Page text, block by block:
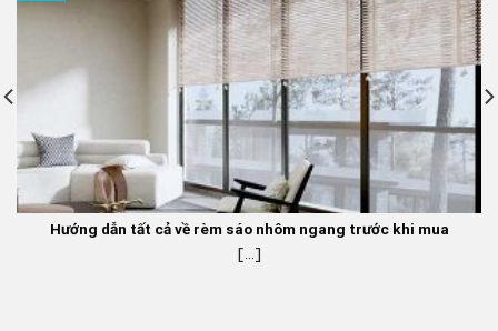
Hướng dẫn tất cả về rèm sáo nhôm ngang trước khi mua
[...]